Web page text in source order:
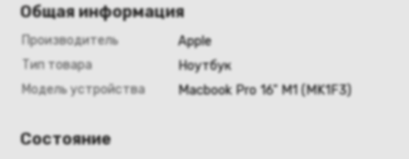
Общая информация
Производитель
Apple
Тип товара
Ноутбук
Модель устройства
Macbook Pro 16" M1 (MK1F3)
Состояние